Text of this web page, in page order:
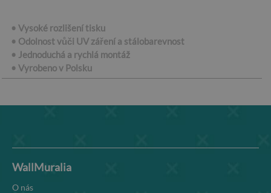
• Vysoké rozlišení tisku
• Odolnost vůči UV záření a stálobarevnost
• Jednoduchá a rychlá montáž
• Vyrobeno v Polsku
WallMuralia
O nás